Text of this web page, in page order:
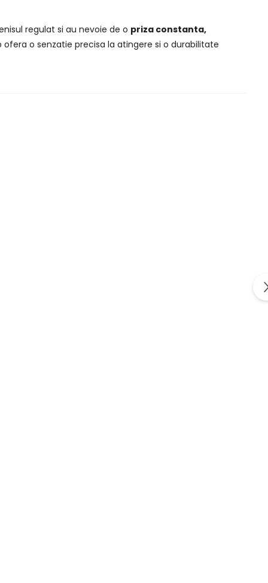
regulat si au nevoie de o priza constanta,
o senzatie precisa la atingere si o durabilitate